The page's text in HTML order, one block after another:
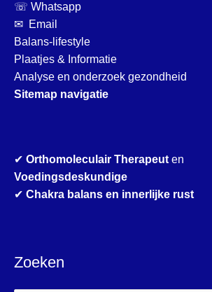
☏ Whatsapp
✉ Email
Balans-lifestyle
Plaatjes & Informatie
Analyse en onderzoek gezondheid
Sitemap navigatie
✔ Orthomoleculair Therapeuten
Voedingsdeskundige
✔ Chakra balans en innerlijke rust
Zoeken